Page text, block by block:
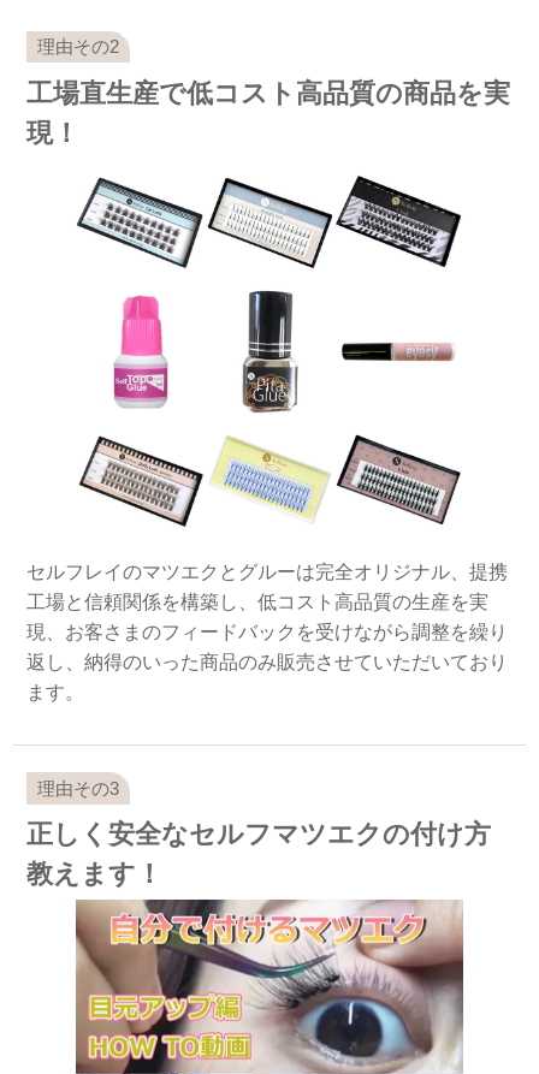
工場直生産で低コスト高品質の商品を実
現！
セルフレイのマツエクとグルーは完全オリジナル、提携
工場と信頼関係を構築し、低コスト高品質の生産を実
現、お客さまのフィードバックを受けながら調整を繰り
返し、納得のいった商品のみ販売させていただいており
ます。
正しく安全なセルフマツエクの付け方
教えます！